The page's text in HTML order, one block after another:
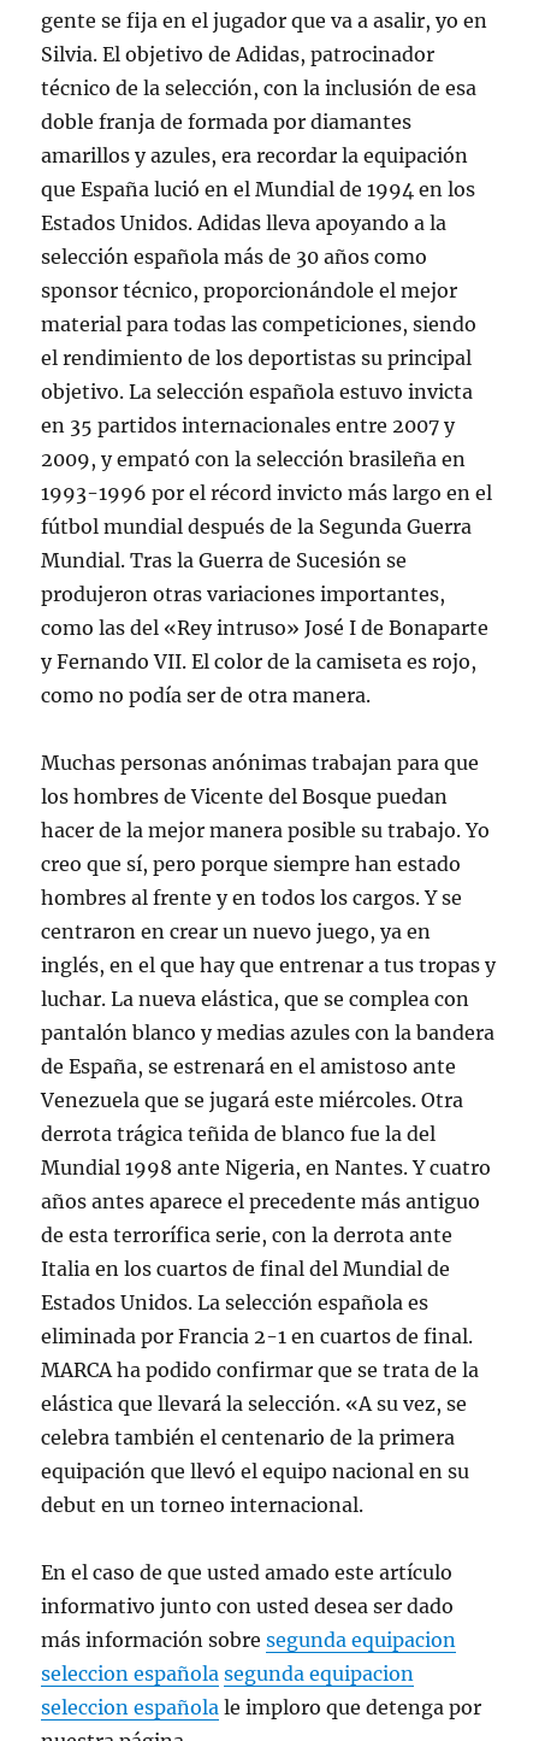
gente se fija en el jugador que va a asalir, yo en
Silvia. El objetivo de Adidas, patrocinador
técnico de la selección, con la inclusión de esa
doble franja de formada por diamantes
amarillos y azules, era recordar la equipación
que España lució en el Mundial de 1994 en los
Estados Unidos. Adidas lleva apoyando a la
selección española más de 30 años como
sponsor técnico, proporcionándole el mejor
material para todas las competiciones, siendo
el rendimiento de los deportistas su principal
objetivo. La selección española estuvo invicta
en 35 partidos internacionales entre 2007 y
2009, y empató con la selección brasileña en
1993-1996 por el récord invicto más largo en el
fútbol mundial después de la Segunda Guerra
Mundial. Tras la Guerra de Sucesión se
produjeron otras variaciones importantes,
como las del «Rey intruso» José I de Bonaparte
y Fernando VII. El color de la camiseta es rojo,
como no podía ser de otra manera.
Muchas personas anónimas trabajan para que
los hombres de Vicente del Bosque puedan
hacer de la mejor manera posible su trabajo. Yo
creo que sí, pero porque siempre han estado
hombres al frente y en todos los cargos. Y se
centraron en crear un nuevo juego, ya en
inglés, en el que hay que entrenar a tus tropas y
luchar. La nueva elástica, que se complea con
pantalón blanco y medias azules con la bandera
de España, se estrenará en el amistoso ante
Venezuela que se jugará este miércoles. Otra
derrota trágica teñida de blanco fue la del
Mundial 1998 ante Nigeria, en Nantes. Y cuatro
años antes aparece el precedente más antiguo
de esta terrorífica serie, con la derrota ante
Italia en los cuartos de final del Mundial de
Estados Unidos. La selección española es
eliminada por Francia 2-1 en cuartos de final.
MARCA ha podido confirmar que se trata de la
elástica que llevará la selección. «A su vez, se
celebra también el centenario de la primera
equipación que llevó el equipo nacional en su
debut en un torneo internacional.
En el caso de que usted amado este artículo
informativo junto con usted desea ser dado
más información sobresegunda equipacion
seleccion española segunda equipacion
seleccion española le imploro que detenga por